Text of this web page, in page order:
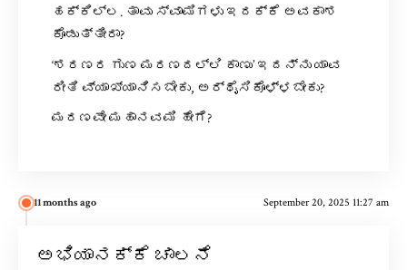
ಹಕ್ಕಿಲ್ಲ. ತಾವು ಸ್ವಾಮಿಗಳು ಇದಕ್ಕೆ ಅವಕಾಶ
ಕೊಡುತ್ತೀರಾ?
‘ಶರಣರ ಗುಣ ಮರಣದಲ್ಲಿ ಕಾಣು’ ಇದನ್ನು ಯಾವ
ರೀತಿ ವ್ಯಾಖ್ಯಾನಿಸಬೇಕು, ಅರ್ಥೈಸಿಕೊಳ್ಳಬೇಕು?
ಮರಣವೇ ಮಹಾನವಮಿ ಹೇಗೆ?
11 months ago September 20, 2025 11:27 am
ಅಭಿಯಾನಕ್ಕೆ ಚಾಲನೆ